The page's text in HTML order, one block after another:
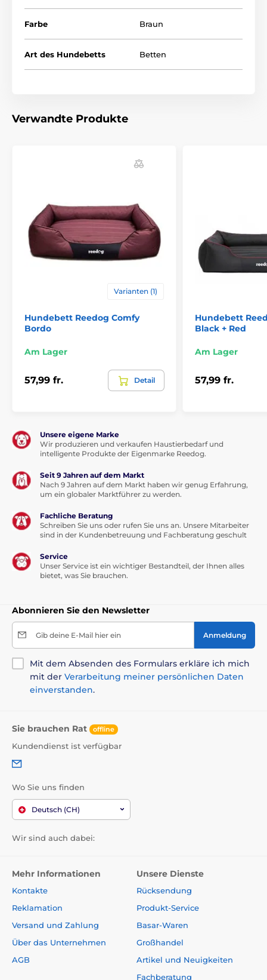
große Hunde geeignet. Die folgende Tabelle hilft
Ihnen bei der Auswahl der Größe. (* Unsere Reedog
Hundebetten sind von Hand genäht, daher kann die
Größe leicht variieren, aber höchstens 2-4cm.)
Ankündigung geändert werden. Die Bilder dienen nur
zur Illustration.
Betten, Hütten, Taschen Betten
Farbe Braun
Art des Hundebetts Betten
Verwandte Produkte
Varianten (1)
Hundebett Reedog Comfy
Bordo
Am Lager
57,99 fr. Detail
Hundebett
Black + Red
Am Lager
57,99 fr.
Unsere eigene Marke
Wir produzieren und verkaufen Haustierbedarf und
intelligente Produkte der Eigenmarke Reedog.
Seit 9 Jahren auf dem Markt
Nach 9 Jahren auf dem Markt haben wir genug Erfahrung,
um ein globaler Marktführer zu werden.
Fachliche Beratung
Schreiben Sie uns oder rufen Sie uns an. Unsere Mitarbeiter
sind in der Kundenbetreuung und Fachberatung geschult
Service
Unser Service ist ein wichtiger Bestandteil, der Ihnen alles
bietet, was Sie brauchen.
Abonnieren Sie den Newsletter
Gib deine E-Mail hier ein Anmeldung
Mit dem Absenden des Formulars erkläre ich mich
mit der Verarbeitung meiner persönlichen Daten
einverstanden.
Sie brauchen Rat offline
Kundendienst ist verfügbar
Wo Sie uns finden
Deutsch (CH)
Wir sind auch dabei:
Mehr Informationen
Kontakte
Reklamation
Versand und Zahlung
Über das Unternehmen
AGB
Unsere Dienste
Rücksendung
Produkt-Service
Basar-Waren
Großhandel
Artikel und Neuigkeiten
Fachberatung